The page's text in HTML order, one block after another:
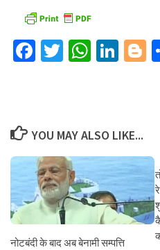
Facebook
Twitter
YOU MAY ALSO LIKE...
नोटबंदी के बाद अब बेनामी सम्पत्ति